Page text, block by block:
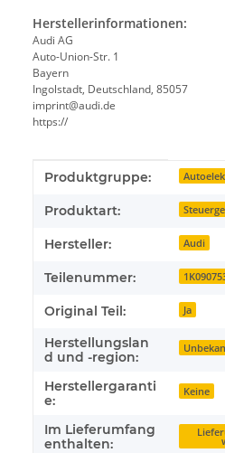
Herstellerinformationen:
Audi AG
Auto-Union-Str. 1
Bayern
Ingolstadt, Deutschland, 85057
imprint@audi.de
https://
Produkteigenschaft
Wert
Produktgruppe:
Produktart:
Hersteller: Audi
Teilenummer:
Original Teil: Ja
Herstellungslan
d und -region:
Herstellergaranti
e:
Keine
Im Lieferumfang
enthalten: